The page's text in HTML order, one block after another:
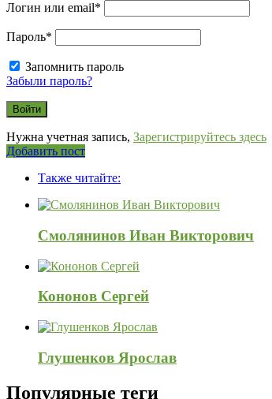
Логин или email*
Пароль*
Запомнить пароль
Забыли пароль?
Нужна учетная запись, Зарегистрируйтесь здесь
Боковая
панель
Добавить пост
Также читайте:
Смолянинов Иван Викторович
Кононов Сергей
Глушенков Ярослав
Популярные теги